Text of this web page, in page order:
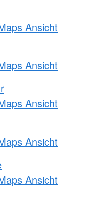
Ansicht
Ansicht
Ansicht
Ansicht
Ansicht